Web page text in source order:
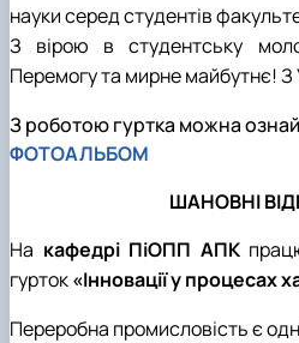
науки серед студентів
З вірою в студентську
Перемогу та мирне майбутнє! З
З роботою гуртка можна
ФОТОАЛЬБОМ
ШАНОВНІ
На кафедрі ПіОПП АПК
гурток«Інновації у процесах
Переробна промисловість є